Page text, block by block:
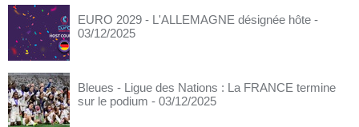
EURO 2029 - L'ALLEMAGNE désignée hôte -
03/12/2025
Bleues - Ligue des Nations : La FRANCE termine
sur le podium - 03/12/2025